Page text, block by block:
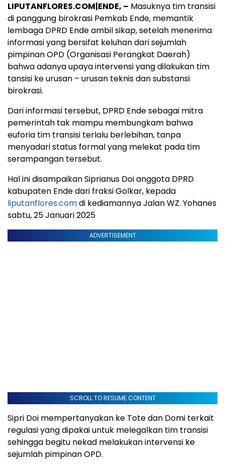
LIPUTANFLORES.COM|ENDE, – Masuknya tim transisi
di panggung birokrasi Pemkab Ende, memantik
lembaga DPRD Ende ambil sikap, setelah menerima
informasi yang bersifat keluhan dari sejumlah
pimpinan OPD (Organisasi Perangkat Daerah)
bahwa adanya upaya intervensi yang dilakukan tim
tansisi ke urusan – urusan teknis dan substansi
birokrasi.
Dari informasi tersebut, DPRD Ende sebagai mitra
pemerintah tak mampu membungkam bahwa
euforia tim transisi terlalu berlebihan, tanpa
menyadari status formal yang melekat pada tim
serampangan tersebut.
Hal ini disampaikan Siprianus Doi anggota DPRD
kabupaten Ende dari fraksi Golkar, kepada
liputanflores.comdi kediamannya Jalan WZ. Yohanes
sabtu, 25 Januari 2025
ADVERTISEMENT
SCROLL TO RESUME CONTENT
Sipri Doi mempertanyakan ke Tote dan Domi terkait
regulasi yang dipakai untuk melegalkan tim transisi
sehingga begitu nekad melakukan intervensi ke
sejumlah pimpinan OPD.